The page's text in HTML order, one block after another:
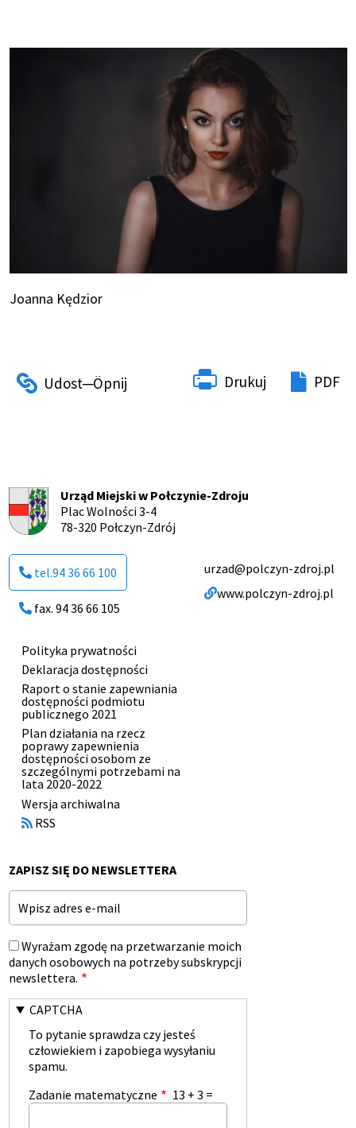
Joanna Kędzior
Drukuj PDF
Urząd Miejski w Połczynie-Zdroju
Plac Wolności 3-4
78-320 Połczyn-Zdrój
tel.94 36 66 100
fax. 94 36 66 105
urzad@polczyn-zdroj.pl
www.polczyn-zdroj.pl
Menu
stopki
Polityka prywatności
Deklaracja dostępności
Raport o stanie zapewniania
dostępności podmiotu
publicznego 2021
Plan działania na rzecz
poprawy zapewnienia
dostępności osobom ze
szczególnymi potrzebami na
lata 2020-2022
Otworzy
się
w
Wersja archiwalna
RSS
ZAPISZ SIĘ DO NEWSLETTERA
Email
Wyrażam zgodę na przetwarzanie moich
danych osobowych na potrzeby subskrypcji
newslettera.
CAPTCHA
To pytanie sprawdza czy jesteś
człowiekiem i zapobiega wysyłaniu
spamu.
Zadanie matematyczne
13 + 3 =